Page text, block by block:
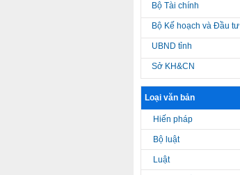
Bộ Tài chính
Bộ Kế hoạch và Đầu tư
UBND tỉnh
Sở KH&CN
Loại văn bản
Hiến pháp
Bộ luật
Luật